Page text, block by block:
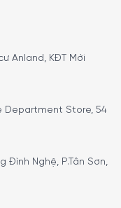
Anland, KĐT Mới
Department Store, 54
Đình Nghệ, P.Tân Sơn,